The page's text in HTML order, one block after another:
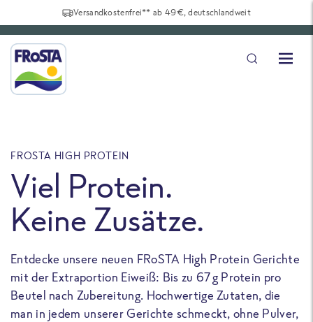
Versandkostenfrei** ab 49€, deutschlandweit
FROSTA HIGH PROTEIN
Viel Protein.
Keine Zusätze.
Entdecke unsere neuen FRoSTA High Protein Gerichte
mit der Extraportion Eiweiß: Bis zu 67 g Protein pro
Beutel nach Zubereitung. Hochwertige Zutaten, die
man in jedem unserer Gerichte schmeckt, ohne Pulver,